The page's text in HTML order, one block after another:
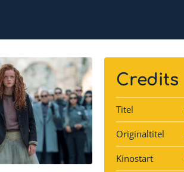
Credits
Titel
Originaltitel
Kinostart